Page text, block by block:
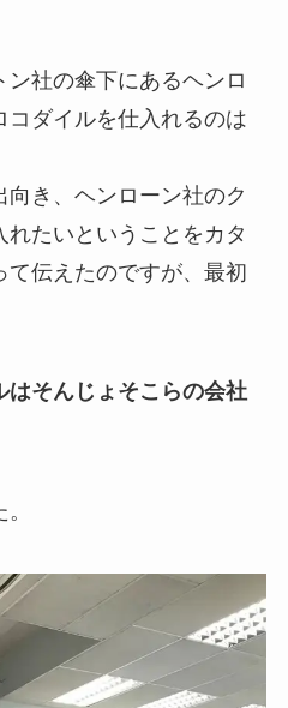
社の傘下にあるヘンロ
コダイルを仕入れるのは
き、ヘンローン社のク
れたいということをカタ
て伝えたのですが、最初
はそんじょそこらの会社